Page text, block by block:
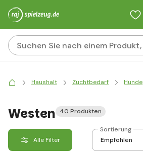
Haushalt Zuchtbedarf Hunde
Westen 40 Produkten
Alle Filter
Sortierung